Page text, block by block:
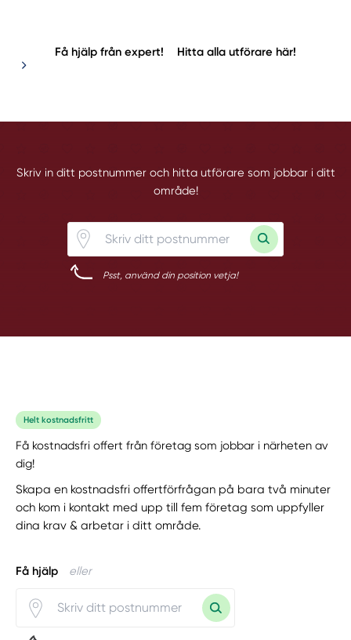
Få hjälp från expert! Hitta alla utförare här!
Skriv in ditt postnummer och hitta utförare som jobbar i ditt
område!
Psst, använd din position vetja!
Helt kostnadsfritt
Få kostnadsfri offert från företag som jobbar i närheten av
dig!
Skapa en kostnadsfri offertförfrågan på bara två minuter
och kom i kontakt med upp till fem företag som uppfyller
dina krav & arbetar i ditt område.
Få hjälp eller